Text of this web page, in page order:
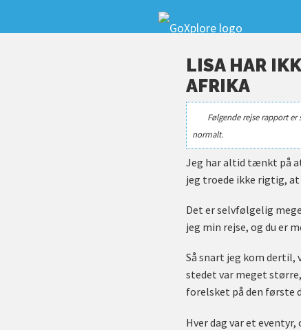
LISA HAR
AFRIKA
Følgende rejse rapport
normalt.
Jeg har altid tænkt på
jeg troede ikke rigtig,
Det er selvfølgelig
jeg min rejse, og du er
Så snart jeg kom dertil,
stedet var meget
forelsket på den første
Hver dag var et